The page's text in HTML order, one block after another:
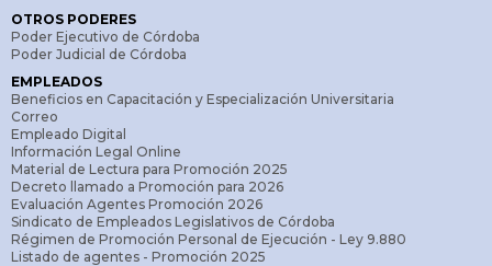
OTROS PODERES
Poder Ejecutivo de Córdoba
Poder Judicial de Córdoba
EMPLEADOS
Beneficios en Capacitación y Especialización Universitaria
Correo
Empleado Digital
Información Legal Online
Material de Lectura para Promoción 2025
Decreto llamado a Promoción para 2026
Evaluación Agentes Promoción 2026
Sindicato de Empleados Legislativos de Córdoba
Régimen de Promoción Personal de Ejecución - Ley 9.880
Listado de agentes - Promoción 2025